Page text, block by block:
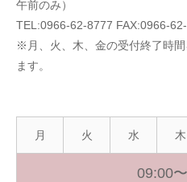
午前のみ）
TEL:0966-62-8777 FAX:0966-
※月、火、木、金の受付終了時
ます。
月 火 水 木
09:00